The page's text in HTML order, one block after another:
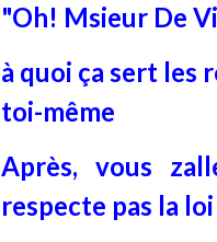
"Oh! Msieur De
à quoi ça sert les
toi-même
Après, vous
respecte pas la loi